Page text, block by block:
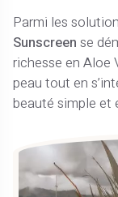
Parmi les
Sunscreen se
richesse en Aloe
peau tout en
beauté simple et